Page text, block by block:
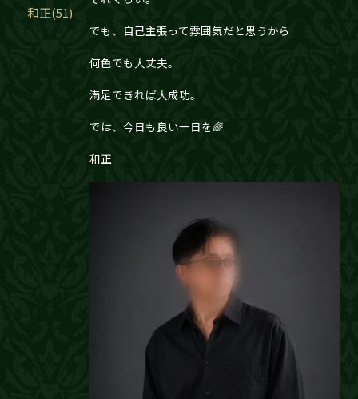
和正(51)
でも、自己主張って雰囲気だと思うから
何色でも大丈夫。
満足できれば大成功。
では、今日も良い一日を🌈
和正